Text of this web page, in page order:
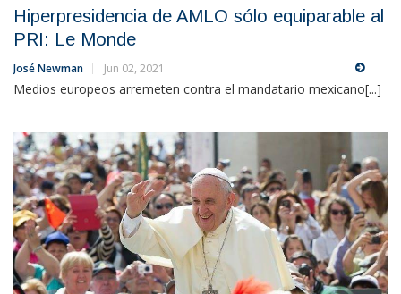
Hiperpresidencia de AMLO sólo equiparable al
PRI: Le Monde
José Newman Jun 02, 2021
Medios europeos arremeten contra el mandatario mexicano[...]